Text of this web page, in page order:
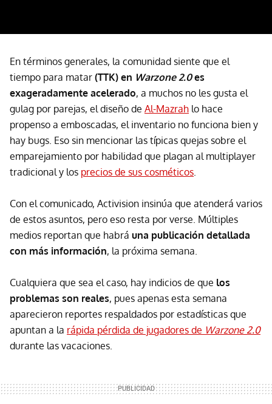
En términos generales, la comunidad siente que el
tiempo para matar (TTK) en Warzone 2.0es
exageradamente acelerado, a muchos no les gusta el
gulag por parejas, el diseño de Al-Mazrah lo hace
propenso a emboscadas, el inventario no funciona bien y
hay bugs. Eso sin mencionar las típicas quejas sobre el
emparejamiento por habilidad que plagan al multiplayer
tradicional y los precios de sus cosméticos
Con el comunicado, Activision insinúa que atenderá varios
de estos asuntos, pero eso resta por verse. Múltiples
medios reportan que habrá una publicación detallada
con más información, la próxima semana.
Cualquiera que sea el caso, hay indicios de que los
problemas son reales, pues apenas esta semana
aparecieron reportes respaldados por estadísticas que
apuntan a la rápida pérdida de jugadores de Warzone 2.0
durante las vacaciones.